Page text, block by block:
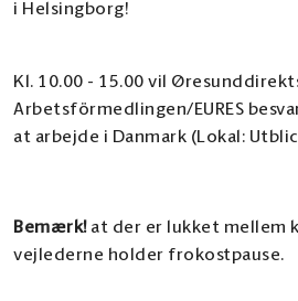
i Helsingborg!
Kl. 10.00 - 15.00 vil
Arbetsförmedlingen/EURES
at arbejde i Danmark (Lokal:
Bemærk!at der er lukket mellem
vejlederne holder frokostpause.